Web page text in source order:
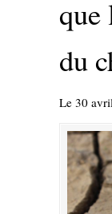
que
du
Le 30